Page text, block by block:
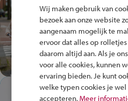
Test je
Fiets
Speel het
en win een
In de
Wij maken gebruik van
bezoek aan onze website
aangenaam mogelijk te
ervoor dat alles op
daarom altijd aan. Als je
voor alle cookies, kunnen
ervaring bieden. Je kunt
welke typen cookies je
accepteren. Meer